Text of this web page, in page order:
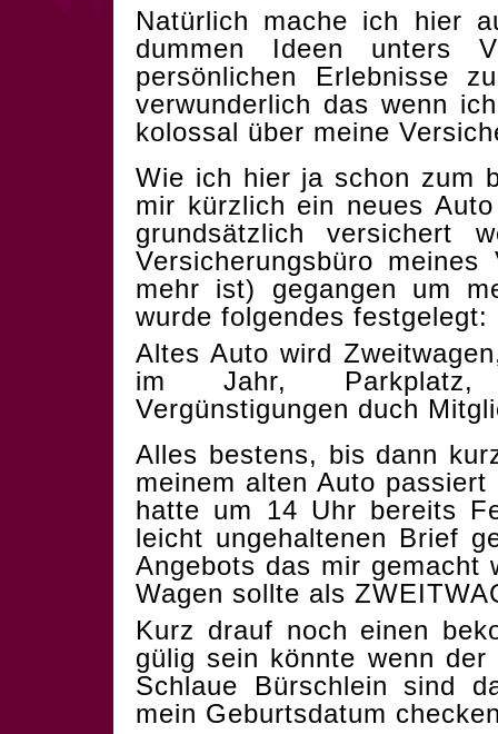
Natürlich mache ich hier
dummen Ideen unters
persönlichen Erlebnisse
verwunderlich das wenn
kolossal über meine
Wie ich hier ja schon zum
mir kürzlich ein neues
grundsätzlich versichert
Versicherungsbüro
mehr ist) gegangen um
wurde folgendes festgelegt:
Altes Auto wird
im Jahr, Parkplatz,
Vergünstigungen duch
Alles bestens, bis dann
meinem alten Auto
hatte um 14 Uhr bereits
leicht ungehaltenen Brief
Angebots das mir gemacht
Wagen sollte als
Kurz drauf noch einen
gülig sein könnte wenn
Schlaue Bürschlein sind
mein Geburtsdatum